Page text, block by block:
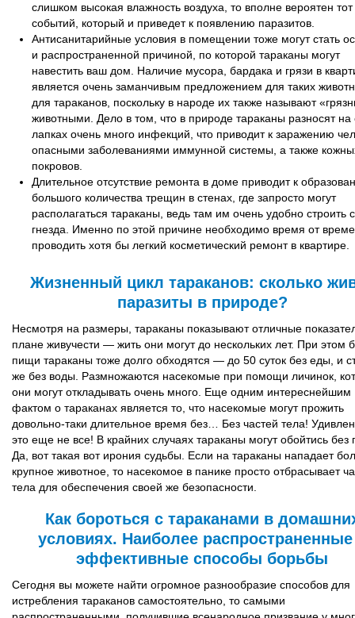
слишком высокая влажность воздуха, то вполне вероятен
событий, который и приведет к появлению паразитов.
Антисанитарийные условия в помещении тоже могут стать
и распространенной причиной, по которой тараканы могут
навестить ваш дом. Наличие мусора, бардака и грязи в
является очень заманчивым предложением для таких
для тараканов, поскольку в народе их также называют
животными. Дело в том, что в природе тараканы разносят на
лапках очень много инфекций, что приводит к заражению
опасными заболеваниями иммунной системы, а также
покровов.
Длительное отсутствие ремонта в доме приводит к
большого количества трещин в стенах, где запросто могут
располагаться тараканы, ведь там им очень удобно строить
гнезда. Именно по этой причине необходимо время от
проводить хотя бы легкий косметический ремонт в квартире.
Жизненный цикл тараканов: сколько
паразиты в природе?
Несмотря на размеры, тараканы показывают отличные
плане живучести — жить они могут до нескольких лет. При этом
пищи тараканы тоже долго обходятся — до 50 суток без еды, и
же без воды. Размножаются насекомые при помощи личинок,
они могут откладывать очень много. Еще одним интереснейшим
фактом о тараканах является то, что насекомые могут прожить
довольно-таки длительное время без… Без частей тела!
это еще не все! В крайних случаях тараканы могут обойтись без
Да, вот такая вот ирония судьбы. Если на тараканы нападает
крупное животное, то насекомое в панике просто отбрасывает
тела для обеспечения своей же безопасности.
Как бороться с тараканами в
условиях. Наиболее
эффективные способы борьбы
Сегодня вы можете найти огромное разнообразие способов для
истребления тараканов самостоятельно, то самыми